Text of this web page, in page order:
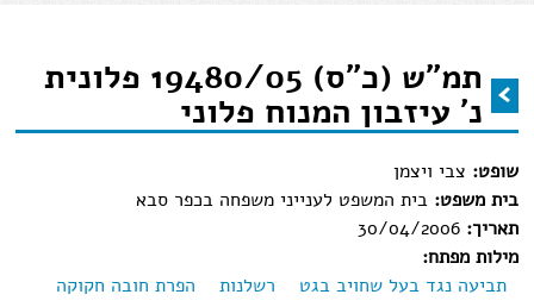
הינך נמצא כאן תמ"ש (כ"ס) 19480/05 פלונית
נ' עיזבון המנוח פלוני
שופט: צבי ויצמן
בית משפט:בית המשפט לענייני משפחה בכפר סבא
תאריך:30/04/2006
מילות מפתח:
תביעה נגד בעל שחויב בגט
רשלנות
הפרת חובה חקוקה